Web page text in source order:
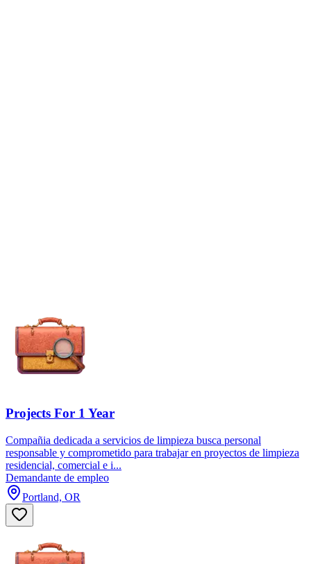
Projects For 1 Year
Compañia dedicada a servicios de limpieza busca personal
responsable y comprometido para trabajar en proyectos de limpieza
residencial, comercial e i...
Demandante de empleo
Portland, OR